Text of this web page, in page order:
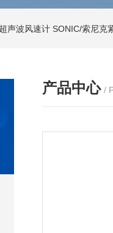
声波风速计 SONIC/索尼克
产品中心 /